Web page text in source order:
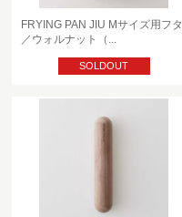
FRYING PAN JIU Mサイズ用フタ
／ウォルナット（...
SOLDOUT